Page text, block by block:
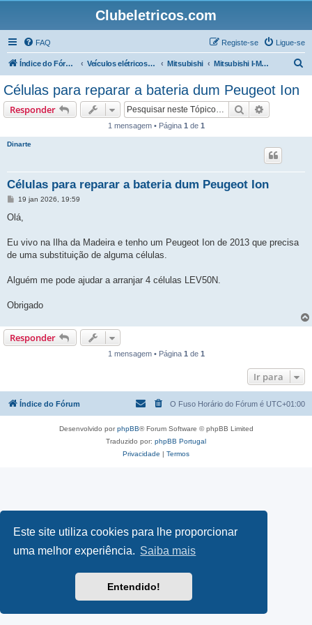
Este site utiliza cookies para lhe proporcionar
uma melhor experiência. Saiba mais
Entendido!
Clubeletricos.com
FAQ Ligue-se
Registe-se
Índice do Fórum Veículos elétricos e híbridos plug-in Mitsubishi Mitsubishi I-MiEV, Citroen C0 e Peugeot Ion
Células para reparar a bateria dum Peugeot Ion
Responder Pesquisar
1 mensagem • Página 1 de 1
Dinarte
Células para reparar a bateria dum Peugeot Ion
M
n
g
m
19 jan 2026, 19:59
Olá,
Eu vivo na Ilha da Madeira e tenho um Peugeot Ion de 2013 que precisa
de uma substituição de alguma células.
Alguém me pode ajudar a arranjar 4 células LEV50N.
Obrigado
Responder
1 mensagem • Página 1 de 1
Ir para
Índice do Fórum O Fuso Horário do Fórum é UTC+01:00
Desenvolvido porphpBB® Forum Software © phpBB Limited
Traduzido por: phpBB Portugal
Privacidade | Termos